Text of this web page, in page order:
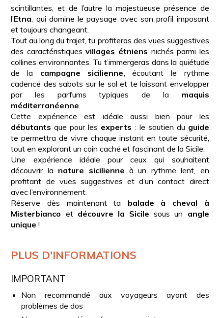
scintillantes, et de l’autre la majestueuse présence de
l’Etna , qui domine le paysage avec son profil imposant
et toujours changeant.
Tout au long du trajet, tu profiteras des vues suggestives
des caractéristiquesvillages étniens nichés parmi les
collines environnantes. Tu t’immergeras dans la quiétude
de la campagne sicilienne , écoutant le rythme
cadencé des sabots sur le sol et te laissant envelopper
par les parfums typiques de la maquis
méditerranéenne
Cette expérience est idéale aussi bien pour les
débutants que pour les experts : le soutien du guide
te permettra de vivre chaque instant en toute sécurité,
tout en explorant un coin caché et fascinant de la Sicile.
Une expérience idéale pour ceux qui souhaitent
découvrir la nature sicilienne à un rythme lent, en
profitant de vues suggestives et d’un contact direct
avec l’environnement.
Réserve dès maintenant ta balade à cheval à
Misterbianco et découvre la Sicile sous un angle
unique !
PLUS D'INFORMATIONS
IMPORTANT
Non recommandé aux voyageurs ayant des
problèmes de dos